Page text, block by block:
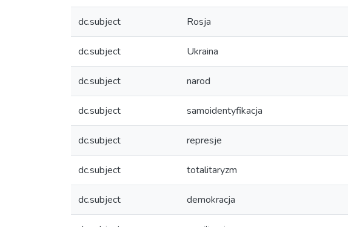
dc.subject Rosja
dc.subject Ukraina
dc.subject narod
dc.subject samoidentyfikacja
dc.subject represje
dc.subject totalitaryzm
dc.subject demokracja